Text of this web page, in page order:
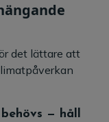
det lättare att
— håll